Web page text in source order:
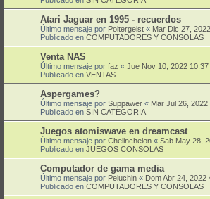
Atari Jaguar en 1995 - recuerdos
Último mensaje por Poltergeist « Mar Dic 27,
Publicado en COMPUTADORES Y CONSOLAS
Venta NAS
Último mensaje por faz « Jue Nov 10, 2022 10:37
Publicado en VENTAS
Aspergames?
Último mensaje por Suppawer « Mar Jul 26, 2022
Publicado en SIN CATEGORIA
Juegos atomiswave en dreamcast
Último mensaje por Chelinchelon « Sab May 28,
Publicado en JUEGOS CONSOLAS
Computador de gama media
Último mensaje por Peluchin « Dom Abr 24, 2022
Publicado en COMPUTADORES Y CONSOLAS